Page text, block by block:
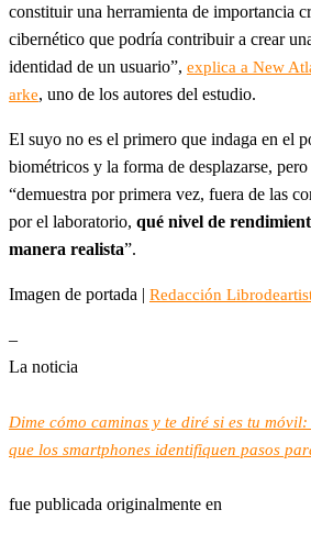
constituir una herramienta de importancia
cibernético que podría contribuir a crear
identidad de un usuario”, explica a New
arke, uno de los autores del estudio.
El suyo no es el primero que indaga en el
biométricos y la forma de desplazarse,
“demuestra por primera vez, fuera de las
por el laboratorio, qué nivel de
manera realista”.
Imagen de portada | Redacción
–
La noticia
Dime cómo caminas y te diré si es tu
que los smartphones identifiquen pasos
fue publicada originalmente en